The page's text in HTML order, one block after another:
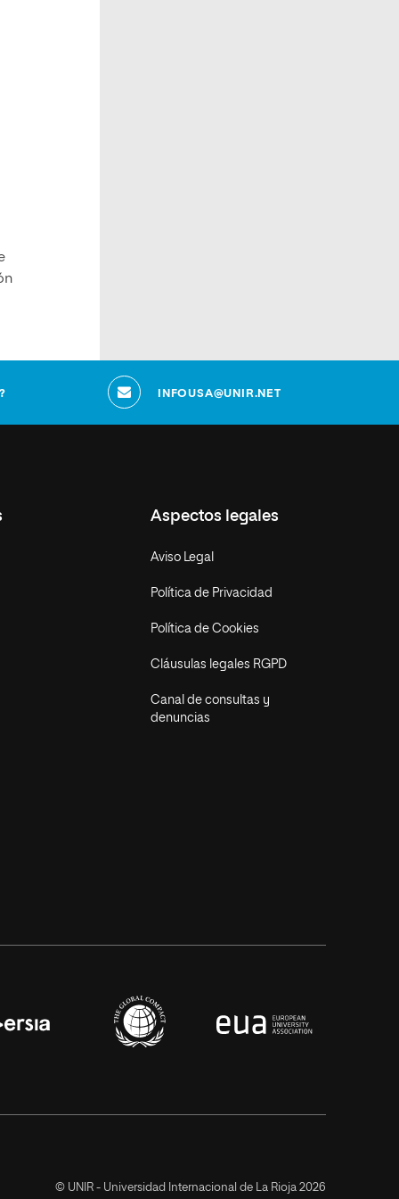
INFOUSA@UNIR.NET
Aspectos legales
Aviso Legal
Política de Privacidad
Política de Cookies
Cláusulas legales RGPD
Canal de consultas y
denuncias
© UNIR - Universidad Internacional de La Rioja 2026